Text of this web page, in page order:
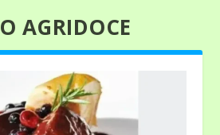
AGRIDOCE